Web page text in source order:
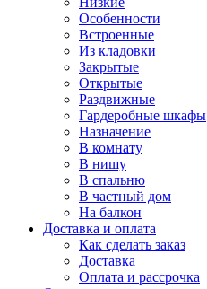
Особенности
Встроенные
Из кладовки
Закрытые
Открытые
Раздвижные
Гардеробные шкафы
Назначение
В комнату
В нишу
В спальню
В частный дом
На балкон
Доставка и оплата
Как сделать заказ
Доставка
Оплата и рассрочка